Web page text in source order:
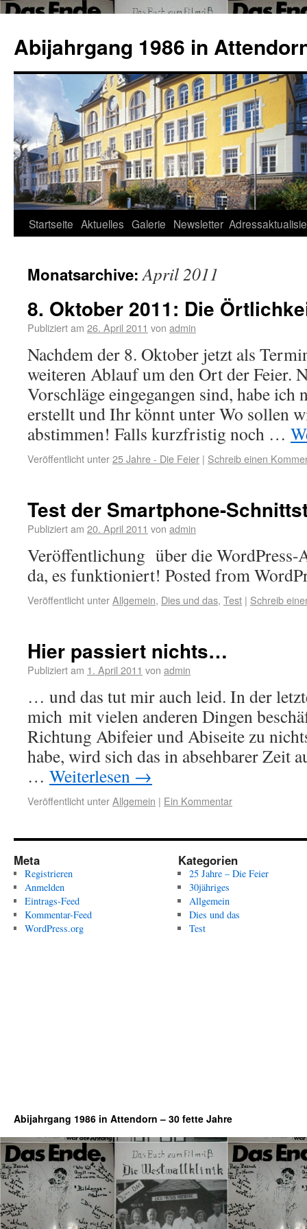
Abijahrgang 1986 in
Startseite Aktuelles Galerie Newsletter
Monatsarchive:April 2011
8. Oktober 2011: Die
Publiziert am 26. April 2011 von admin
Nachdem der 8. Oktober jetzt als
weiteren Ablauf um den Ort der Feier.
Vorschläge eingegangen sind, habe ich
erstellt und Ihr könnt unter Wo sollen
abstimmen! Falls kurzfristig noch …
Veröffentlicht unter25 Jahre - Die Feier | Schreib einen
Test der Smartphone-
Publiziert am 20. April 2011 von admin
Veröffentlichung über die
da, es funktioniert! Posted from
Veröffentlicht unterAllgemein, Dies und das, Test | Schreib
Hier passiert nichts…
Publiziert am 1. April 2011 von admin
… und das tut mir auch leid. In der
mich mit vielen anderen Dingen
Richtung Abifeier und Abiseite zu
habe, wird sich das in absehbarer Zeit
… Weiterlesen →
Veröffentlicht unterAllgemein | Ein Kommentar
Meta
Registrieren
Anmelden
Eintrags-Feed
Kommentar-Feed
WordPress.org
Kategorien
25 Jahre – Die Feier
30jähriges
Allgemein
Dies und das
Test
Abijahrgang 1986 in Attendorn – 30 fette Jahre